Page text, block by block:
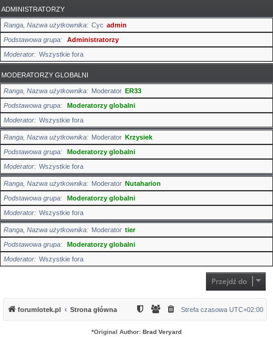
ADMINISTRATORZY
Ranga, Nazwa użytkownika Cyc admin
Podstawowa grupa
Administratorzy
Moderator
Wszystkie fora
MODERATORZY GLOBALNI
Ranga, Nazwa użytkownika Moderator ER33
Podstawowa grupa
Moderatorzy globalni
Moderator
Wszystkie fora
Ranga, Nazwa użytkownika Moderator Krzysiek
Podstawowa grupa
Moderatorzy globalni
Moderator
Wszystkie fora
Ranga, Nazwa użytkownika Moderator Nutaharion
Podstawowa grupa
Moderatorzy globalni
Moderator
Wszystkie fora
Ranga, Nazwa użytkownika Moderator tier
Podstawowa grupa
Moderatorzy globalni
Moderator
Wszystkie fora
Przejdź do
forumlotek.pl Strona główna Strefa czasowa UTC+02:00
*Original Author: Brad Veryard